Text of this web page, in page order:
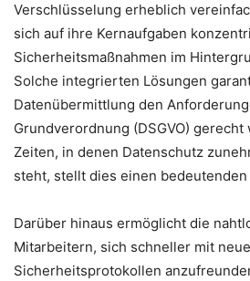
Verschlüsselung erheblich
sich auf ihre Kernaufgaben
Sicherheitsmaßnahmen im
Solche integrierten Lösungen
Datenübermittlung den
Grundverordnung (DSGVO)
Zeiten, in denen Datenschutz
steht, stellt dies einen bedeutenden
Darüber hinaus ermöglicht die
Mitarbeitern, sich schneller mit
Sicherheitsprotokollen